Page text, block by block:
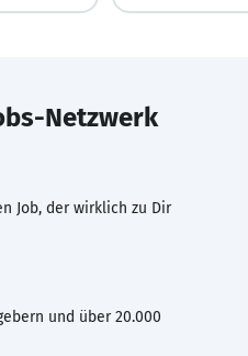
Netzwerk
Job, der wirklich zu Dir
und über 20.000